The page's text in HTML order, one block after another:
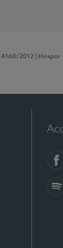
4160/2012 |